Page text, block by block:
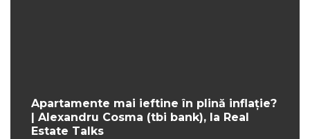
Apartamente mai ieftine în plină inflație?
| Alexandru Cosma (tbi bank), la Real
Estate Talks